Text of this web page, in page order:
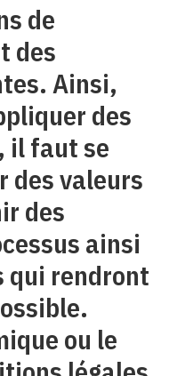
de
des
Ainsi,
des
il faut se
des valeurs
des
ainsi
qui rendront
ou le